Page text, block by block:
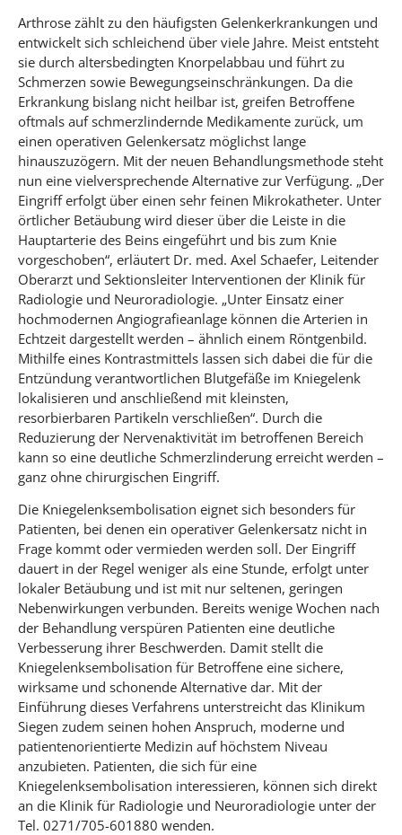
Arthrose zählt zu den häufigsten Gelenkerkrankungen und
entwickelt sich schleichend über viele Jahre. Meist entsteht
sie durch altersbedingten Knorpelabbau und führt zu
Schmerzen sowie Bewegungseinschränkungen. Da die
Erkrankung bislang nicht heilbar ist, greifen Betroffene
oftmals auf schmerzlindernde Medikamente zurück, um
einen operativen Gelenkersatz möglichst lange
hinauszuzögern. Mit der neuen Behandlungsmethode steht
nun eine vielversprechende Alternative zur Verfügung. „Der
Eingriff erfolgt über einen sehr feinen Mikrokatheter. Unter
örtlicher Betäubung wird dieser über die Leiste in die
Hauptarterie des Beins eingeführt und bis zum Knie
vorgeschoben“, erläutert Dr. med. Axel Schaefer, Leitender
Oberarzt und Sektionsleiter Interventionen der Klinik für
Radiologie und Neuroradiologie. „Unter Einsatz einer
hochmodernen Angiografieanlage können die Arterien in
Echtzeit dargestellt werden – ähnlich einem Röntgenbild.
Mithilfe eines Kontrastmittels lassen sich dabei die für die
Entzündung verantwortlichen Blutgefäße im Kniegelenk
lokalisieren und anschließend mit kleinsten,
resorbierbaren Partikeln verschließen“. Durch die
Reduzierung der Nervenaktivität im betroffenen Bereich
kann so eine deutliche Schmerzlinderung erreicht werden –
ganz ohne chirurgischen Eingriff.
Die Kniegelenksembolisation eignet sich besonders für
Patienten, bei denen ein operativer Gelenkersatz nicht in
Frage kommt oder vermieden werden soll. Der Eingriff
dauert in der Regel weniger als eine Stunde, erfolgt unter
lokaler Betäubung und ist mit nur seltenen, geringen
Nebenwirkungen verbunden. Bereits wenige Wochen nach
der Behandlung verspüren Patienten eine deutliche
Verbesserung ihrer Beschwerden. Damit stellt die
Kniegelenksembolisation für Betroffene eine sichere,
wirksame und schonende Alternative dar. Mit der
Einführung dieses Verfahrens unterstreicht das Klinikum
Siegen zudem seinen hohen Anspruch, moderne und
patientenorientierte Medizin auf höchstem Niveau
anzubieten. Patienten, die sich für eine
Kniegelenksembolisation interessieren, können sich direkt
an die Klinik für Radiologie und Neuroradiologie unter der
Tel. 0271/705-601880 wenden.